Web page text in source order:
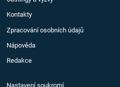
Kontakty
Zpracování osobních údajů
Nápověda
Redakce
Nastavení soukromí